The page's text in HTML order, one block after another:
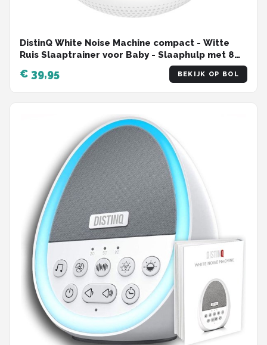
DistinQ White Noise Machine compact - Witte
Ruis Slaaptrainer voor Baby - Slaaphulp met 8
verschillende kleuren LED verlichting en 29
rustgevende geluiden
€ 39,95 BEKIJK OP BOL